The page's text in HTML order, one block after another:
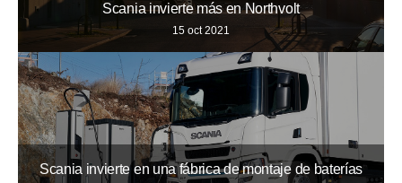
Scania invierte más en Northvolt
15 oct 2021
Scania invierte en una fábrica de montaje de baterías